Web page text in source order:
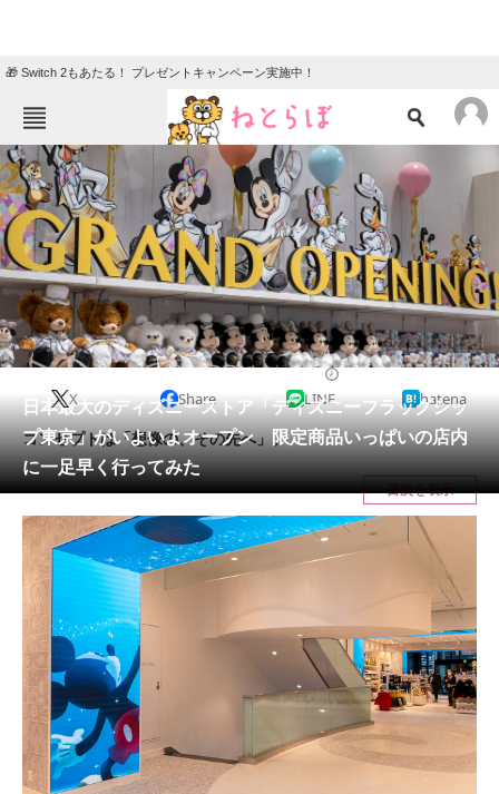
🎁 Switch 2もあたる！ プレゼントキャンペーン実施中！
ねとらぼメニュー
TOP ニュース
エンタメ クイズ
グルメ 地域
住まい 教育・育児
動物 リサーチ
会員記事
メディア
注目記事を集めた総合ページ
ITの今と未来を見通す
スマホと通信の最新トレンド
進化するPCとデバイスの未来
好きが集まる 比べて選べる
ビジネスと働き方のヒント
AI活用のいまが分かる
日本最大のディズニーストア「ディズニーフラッグシッ
プ東京」がいよいよオープン 限定商品いっぱいの店内
に一足早く行ってみた
X Share LINE hatena
コンセプトは「想像の、その先へ」。
目次を表示